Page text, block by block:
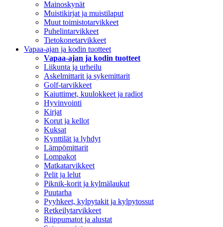
Mainoskynät
Muistikirjat ja muistilaput
Muut toimistotarvikkeet
Puhelintarvikkeet
Tietokonetarvikkeet
Vapaa-ajan ja kodin tuotteet
Vapaa-ajan ja kodin tuotteet
Liikunta ja urheilu
Askelmittarit ja sykemittarit
Golf-tarvikkeet
Kaiuttimet, kuulokkeet ja radiot
Hyvinvointi
Kirjat
Korut ja kellot
Kuksat
Kynttilät ja lyhdyt
Lämpömittarit
Lompakot
Matkatarvikkeet
Pelit ja lelut
Piknik-korit ja kylmälaukut
Puutarha
Pyyhkeet, kylpytakit ja kylpytossut
Retkeilytarvikkeet
Riippumatot ja alustat